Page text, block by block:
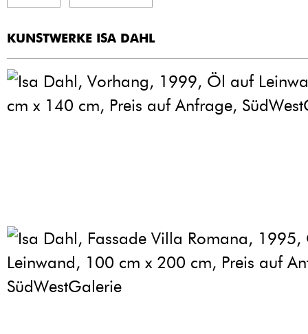
KUNSTWERKE ISA DAHL